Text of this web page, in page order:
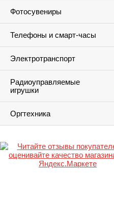
Фотосувениры
Телефоны и смарт-часы
Электротранспорт
Радиоуправляемые
игрушки
Оргтехника